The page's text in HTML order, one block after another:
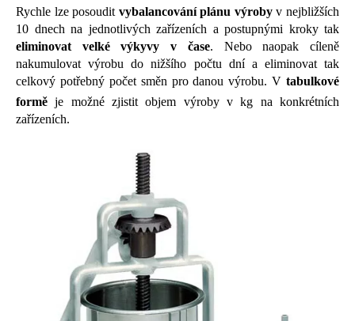
Rychle lze posoudit vybalancování plánu výrobyv nejbližších
10 dnech na jednotlivých zařízeních a postupnými kroky tak
eliminovat velké výkyvy v čase. Nebo naopak cíleně
nakumulovat výrobu do nižšího počtu dní a eliminovat tak
celkový potřebný počet směn pro danou výrobu. V tabulkové
formě je možné zjistit objem výroby v kg na konkrétních
zařízeních.